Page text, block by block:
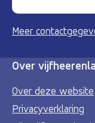
Meer
Over
Over deze website
Privacyverklaring